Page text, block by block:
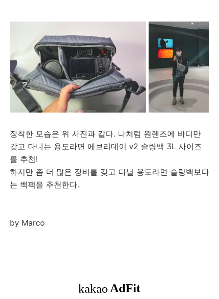
장착한 모습은 위 사진과 같다. 나처럼 원렌즈에 바디만
갖고 다니는 용도라면 에브리데이 v2 슬링백 3L 사이즈
를 추천!
하지만 좀 더 많은 장비를 갖고 다닐 용도라면 슬링백보다
는 백팩을 추천한다.
by Marco